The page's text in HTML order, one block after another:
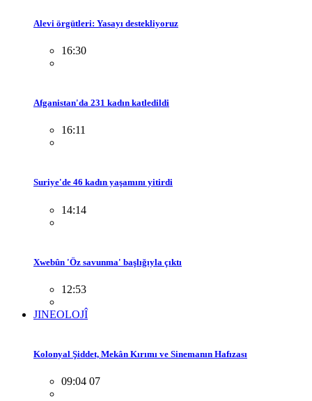
Alevi örgütleri: Yasayı destekliyoruz
16:30
Afganistan'da 231 kadın katledildi
16:11
Suriye'de 46 kadın yaşamını yitirdi
14:14
Xwebûn 'Öz savunma' başlığıyla çıktı
12:53
JINEOLOJÎ
Kolonyal Şiddet, Mekân Kırımı ve Sinemanın Hafızası
09:04 07